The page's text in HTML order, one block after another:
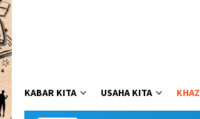
KABAR KITA USAHA KITA